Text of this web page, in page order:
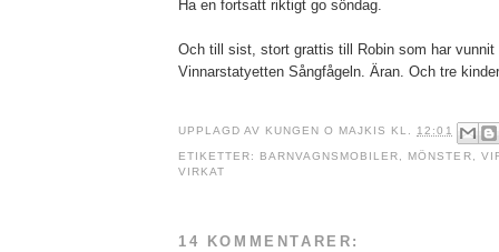
Ha en fortsatt riktigt go söndag.
Och till sist, stort grattis till Robin som har vunnit
Vinnarstatyetten Sångfågeln. Äran. Och tre
UPPLAGD AV KUNGEN O MAJKIS KL. 12:01
ETIKETTER: BARNVAGNSMOBILER MÖNSTER
VIRKAT
14 KOMMENTARER: